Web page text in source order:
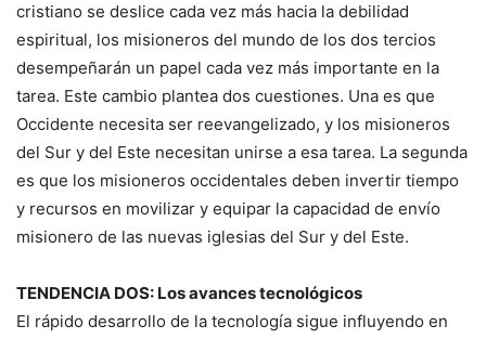
cristiano se deslice cada vez más hacia la debilidad
espiritual, los misioneros del mundo de los dos tercios
desempeñarán un papel cada vez más importante en la
tarea. Este cambio plantea dos cuestiones. Una es que
Occidente necesita ser reevangelizado, y los misioneros
del Sur y del Este necesitan unirse a esa tarea. La segunda
es que los misioneros occidentales deben invertir tiempo
y recursos en movilizar y equipar la capacidad de envío
misionero de las nuevas iglesias del Sur y del Este.
TENDENCIA DOS: Los avances tecnológicos
El rápido desarrollo de la tecnología sigue influyendo en